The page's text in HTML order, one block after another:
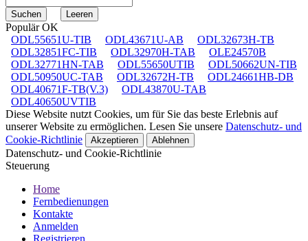
Populär OK
ODL55651U-TIB
ODL43671U-AB
ODL32673H-TB
ODL32851FC-TIB
ODL32970H-TAB
OLE24570B
ODL32771HN-TAB
ODL55650UTIB
ODL50662UN-TIB
ODL50950UC-TAB
ODL32672H-TB
ODL24661HB-DB
ODL40671F-TB(V.3)
ODL43870U-TAB
ODL40650UVTIB
Diese Website nutzt Cookies, um für Sie das beste Erlebnis auf
unserer Website zu ermöglichen. Lesen Sie unsere Datenschutz- und
Cookie-Richtlinie
Akzeptieren Ablehnen
Datenschutz- und Cookie-Richtlinie
Steuerung
Home
Fernbedienungen
Kontakte
Anmelden
Registrieren